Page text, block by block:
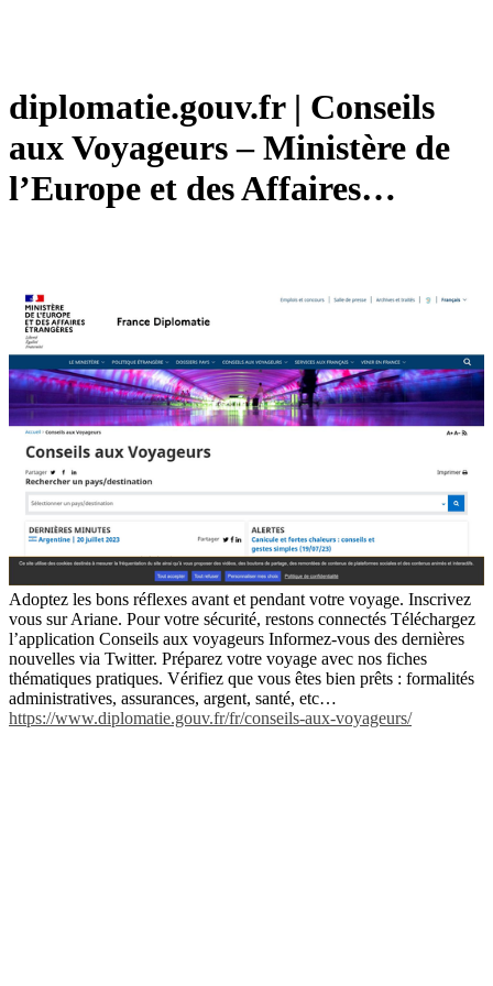
diplomatie.gouv.fr | Conseils
aux Voyageurs – Ministère de
l’Europe et des Affaires…
Adoptez les bons réflexes avant et pendant votre voyage. Inscrivez
vous sur Ariane. Pour votre sécurité, restons connectés Téléchargez
l’application Conseils aux voyageurs Informez-vous des dernières
nouvelles via Twitter. Préparez votre voyage avec nos fiches
thématiques pratiques. Vérifiez que vous êtes bien prêts : formalités
administratives, assurances, argent, santé, etc…
https://www.diplomatie.gouv.fr/fr/conseils-aux-voyageurs/